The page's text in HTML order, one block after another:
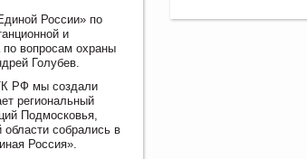
России» по
и
вопросам охраны
Голубев.
РФ мы создали
региональный
Подмосковья,
собрались в
Россия».